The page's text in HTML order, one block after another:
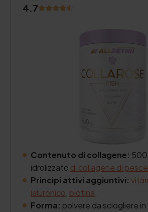
4.7
Contenuto di collagene:
idrolizzato di collagene di pesce
Principi attivi aggiuntivi:
ialuronico biotina
Forma: polvere da sciogliere in